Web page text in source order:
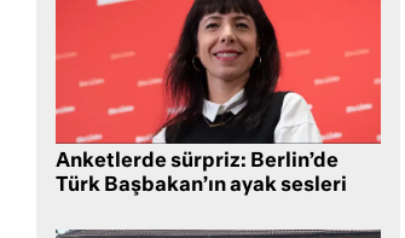
Anketlerde sürpriz: Berlin’de
Türk Başbakan’ın ayak sesleri